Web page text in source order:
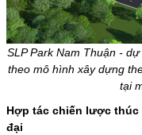
SLP Park Nam Thuận -
theo mô hình xây dựng
tại
Hợp tác chiến lược
đại